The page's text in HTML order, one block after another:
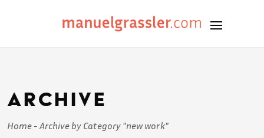
Archive
Home - Archive by Category "new work"